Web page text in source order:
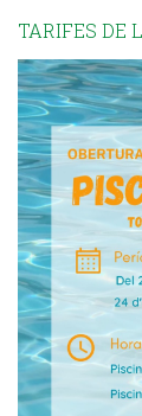
TARIFES DE